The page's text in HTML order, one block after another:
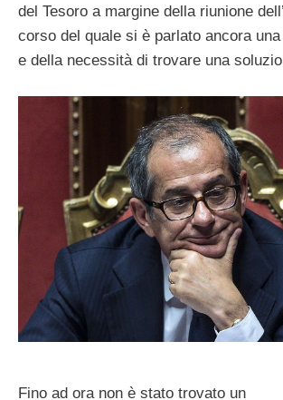
del Tesoro a margine della riunione
corso del quale si è parlato ancora una
e della necessità di trovare una
Fino ad ora non è stato trovato un